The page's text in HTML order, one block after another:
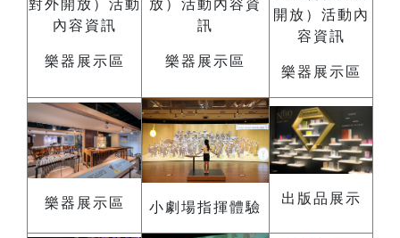
樂器展示區 樂器展示區
樂器展示區
樂器展示區 小劇場指揮體驗
出版品展示